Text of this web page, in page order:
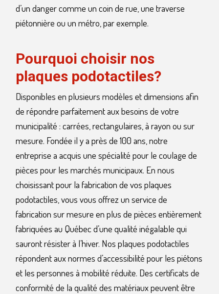
d’un danger comme un coin de rue, une traverse
piétonnière ou un métro, par exemple.
Pourquoi choisir nos
plaques podotactiles?
Disponibles en plusieurs modèles et dimensions afin
de répondre parfaitement aux besoins de votre
municipalité : carrées, rectangulaires, à rayon ou sur
mesure. Fondée il y a près de 100 ans, notre
entreprise a acquis une spécialité pour le coulage de
pièces pour les marchés municipaux. En nous
choisissant pour la fabrication de vos plaques
podotactiles, vous vous offrez un service de
fabrication sur mesure en plus de pièces entièrement
fabriquées au Québec d’une qualité inégalable qui
sauront résister à l’hiver. Nos plaques podotactiles
répondent aux normes d’accessibilité pour les piétons
et les personnes à mobilité réduite. Des certificats de
conformité de la qualité des matériaux peuvent être